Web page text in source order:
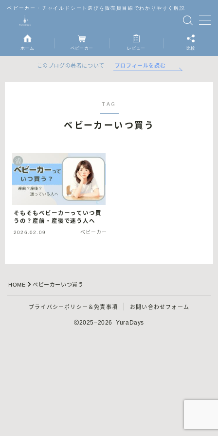
ベビーカー・チャイルドシート選びを販売員目線でわかりやすく解説
MENU
ベビーカー
比較
ホーム ベビーカー レビュー 比較
このブログの著者について プロフィールを読む
TAG
ベビーカーいつ買う
そもそもベビーカーっていつ買
うの？産前・産後で迷う人へ
2026.02.09 ベビーカー
HOME ベビーカーいつ買う
プライバシーポリシー＆免責事項 お問い合わせフォーム
2025–2026 YuraDays